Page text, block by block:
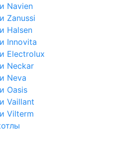
Navien
Zanussi
Halsen
Innovita
Electrolux
Neckar
Neva
Oasis
Vaillant
Vilterm